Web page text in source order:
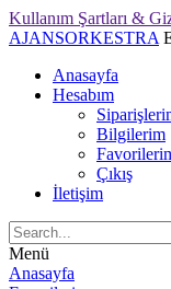
Kullanım Şartları &
AJANSORKESTRA
Anasayfa
Hesabım
Bilgilerim
Çıkış
İletişim
Menü
Anasayfa